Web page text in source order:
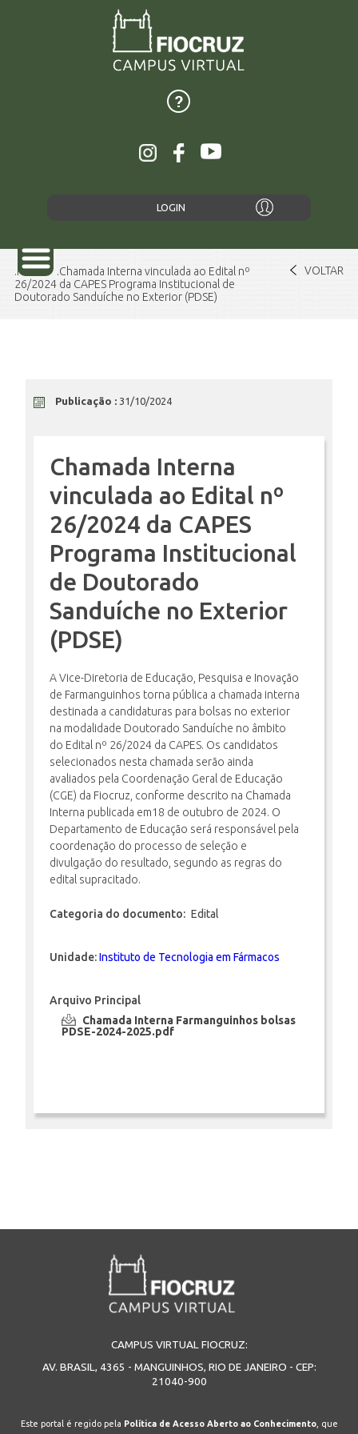
LOGIN
ENSINO
CURSOS
PLATAFORMAS
DOCUMENTOS
ALUNOS
DOCENTES
INSCRIÇÃO E SELEÇÃO
CONTATO
Home
Chamada Interna vinculada ao Edital nº
26/2024 da CAPES Programa Institucional de
Doutorado Sanduíche no Exterior (PDSE)
VOLTAR
Publicação : 31/10/2024
Chamada Interna
vinculada ao Edital nº
26/2024 da CAPES
Programa Institucional
de Doutorado
Sanduíche no Exterior
(PDSE)
A Vice-Diretoria de Educação, Pesquisa e Inovação
de Farmanguinhos torna pública a chamada interna
destinada a candidaturas para bolsas no exterior
na modalidade Doutorado Sanduíche no âmbito
do Edital nº 26/2024 da CAPES. Os candidatos
selecionados nesta chamada serão ainda
avaliados pela Coordenação Geral de Educação
(CGE) da Fiocruz, conforme descrito na Chamada
Interna publicada em18 de outubro de 2024. O
Departamento de Educação será responsável pela
coordenação do processo de seleção e
divulgação do resultado, segundo as regras do
edital supracitado.
Categoria do documento: Edital
Unidade:Instituto de Tecnologia em Fármacos
Arquivo Principal
Chamada Interna Farmanguinhos bolsas
PDSE-2024-2025.pdf
CAMPUS VIRTUAL FIOCRUZ:
AV. BRASIL, 4365 - MANGUINHOS, RIO DE JANEIRO - CEP:
21040-900
Este portal é regido pela Política de Acesso Aberto ao Conhecimento, que